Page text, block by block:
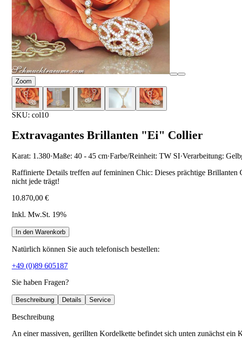
Zoom
SKU: col10
Extravagantes Brillanten "Ei" Collier
Karat: 1.380·Maße: 40 - 45 cm·Farbe/Reinheit: TW SI·Verarbeitung:
Raffinierte Details treffen auf femininen Chic: Dieses prächtige Brillanten
nicht jede trägt!
10.870,00 €
Inkl. Mw.St. 19%
In den Warenkorb
Natürlich können Sie auch telefonisch bestellen:
+49 (0)89 605187
Sie haben Fragen?
Beschreibung Details Service
Beschreibung
An einer massiven, gerillten Kordelkette befindet sich unten zunächst ein